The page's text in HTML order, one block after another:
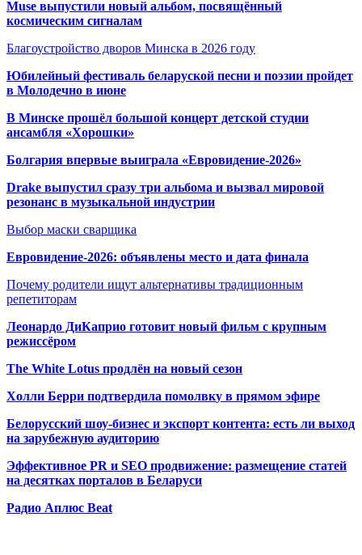
Muse выпустили новый альбом, посвящённый
космическим сигналам
Благоустройство дворов Минска в 2026 году
Юбилейный фестиваль беларуской песни и поэзии пройдет
в Молодечно в июне
В Минске прошёл большой концерт детской студии
ансамбля «Хорошки»
Болгария впервые выиграла «Евровидение-2026»
Drake выпустил сразу три альбома и вызвал мировой
резонанс в музыкальной индустрии
Выбор маски сварщика
Евровидение-2026: объявлены место и дата финала
Почему родители ищут альтернативы традиционным
репетиторам
Леонардо ДиКаприо готовит новый фильм с крупным
режиссёром
The White Lotus продлён на новый сезон
Холли Берри подтвердила помолвку в прямом эфире
Белорусский шоу-бизнес и экспорт контента: есть ли выход
на зарубежную аудиторию
Эффективное PR и SEO продвижение: размещение статей
на десятках порталов в Беларуси
Радио Аплюс Beat